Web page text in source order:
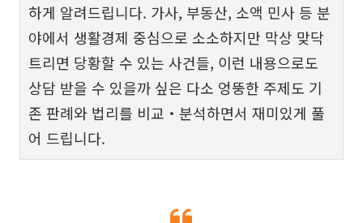
하게 알려드립니다. 가사, 부동산, 소액 민사 등 분
야에서 생활경제 중심으로 소소하지만 막상 맞닥
트리면 당황할 수 있는 사건들, 이런 내용으로도
상담 받을 수 있을까 싶은 다소 엉뚱한 주제도 기
존 판례와 법리를 비교‧분석하면서 재미있게 풀
어 드립니다.